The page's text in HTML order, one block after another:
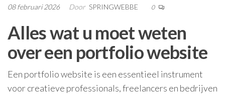
08 februari 2026 Door SPRINGWEBBE 0
Alles wat u moet weten
over een portfolio website
Een portfolio website is een essentieel instrument
voor creatieve professionals, freelancers en bedrijven